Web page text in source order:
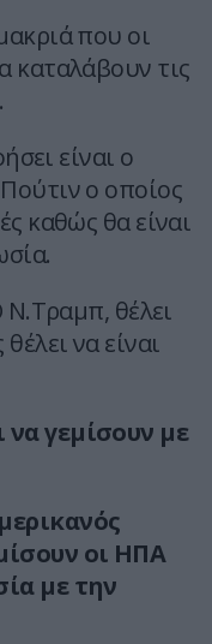
που οι
καταλάβουν τις
είναι ο
ο οποίος
καθώς θα είναι
Ν.Τραμπ, θέλει
να είναι
γεμίσουν με
οι ΗΠΑ
με την